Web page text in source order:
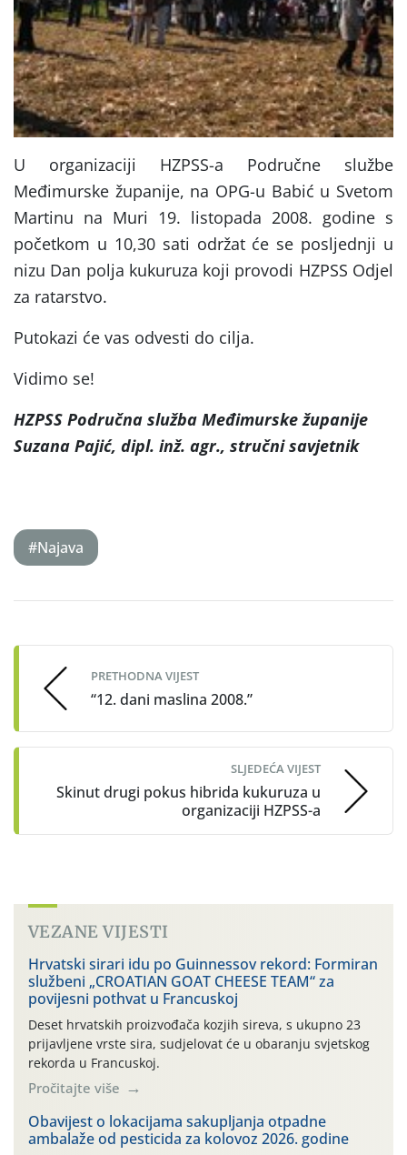
U organizaciji HZPSS-a Područne službe
Međimurske županije, na OPG-u Babić u Svetom
Martinu na Muri 19. listopada 2008. godine s
početkom u 10,30 sati održat će se posljednji u
nizu Dan polja kukuruza koji provodi HZPSS Odjel
za ratarstvo.
Putokazi će vas odvesti do cilja.
Vidimo se!
HZPSS Područna služba Međimurske županije
Suzana Pajić, dipl. inž. agr., stručni savjetnik
#Najava
navigation
PRETHODNA VIJEST
“12. dani maslina 2008.”
SLJEDEĆA VIJEST
Skinut drugi pokus hibrida kukuruza u
organizaciji HZPSS-a
VEZANE VIJESTI
Hrvatski sirari idu po Guinnessov rekord: Formiran
službeni „CROATIAN GOAT CHEESE TEAM“ za
povijesni pothvat u Francuskoj
Deset hrvatskih proizvođača kozjih sireva, s ukupno 23
prijavljene vrste sira, sudjelovat će u obaranju svjetskog
rekorda u Francuskoj.
Pročitajte više
Obavijest o lokacijama sakupljanja otpadne
ambalaže od pesticida za kolovoz 2026. godine